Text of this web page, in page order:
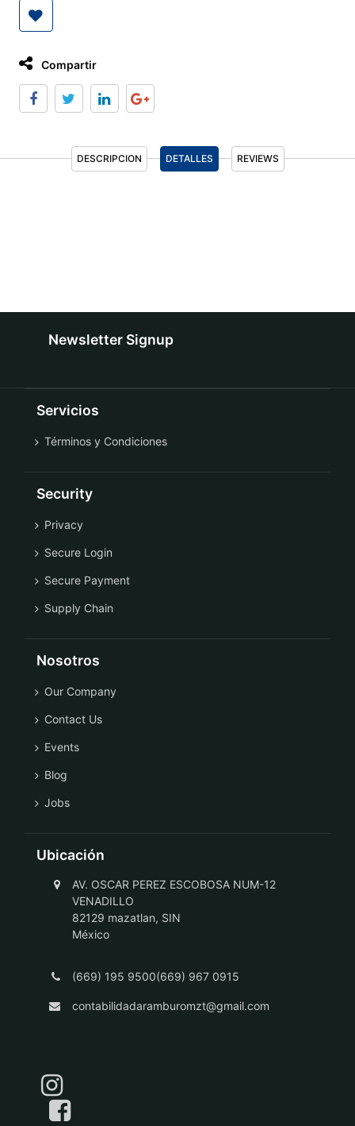
Compartir
DESCRIPCION DETALLES REVIEWS
Newsletter Signup
Servicios
Términos y Condiciones
Security
Privacy
Secure Login
Secure Payment
Supply Chain
Nosotros
Our Company
Contact Us
Events
Blog
Jobs
Ubicación
AV. OSCAR PEREZ ESCOBOSA NUM-12
VENADILLO
82129 mazatlan, SIN
México
(669) 195 9500(669) 967 0915
contabilidadaramburomzt@gmail.com